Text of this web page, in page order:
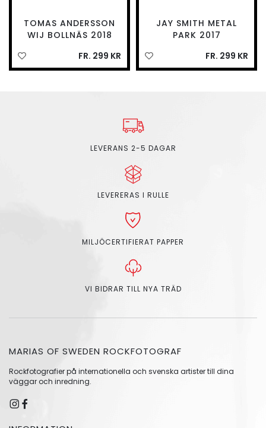
TOMAS ANDERSSON
WIJ BOLLNÄS 2018
FR. 299 KR
JAY SMITH METAL
PARK 2017
FR. 299 KR
LEVERANS 2-5 DAGAR
LEVERERAS I RULLE
MILJÖCERTIFIERAT PAPPER
VI BIDRAR TILL NYA TRÄD
MARIAS OF SWEDEN ROCKFOTOGRAF
Rockfotografier på internationella och svenska artister till dina
väggar och inredning.